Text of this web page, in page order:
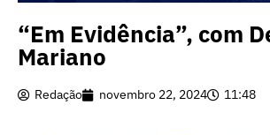
“Em Evidência”, com
Mariano
Redação novembro 22, 2024 11:48